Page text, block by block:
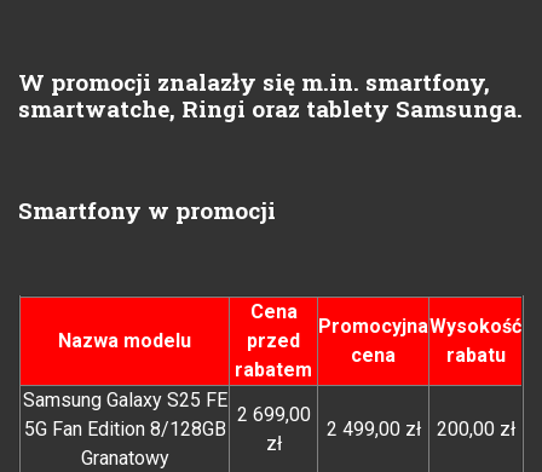
W promocji znalazły się m.in. smartfony,
smartwatche, Ringi oraz tablety Samsunga.
Smartfony w promocji
Nazwa modelu
Cena
przed
rabatem
Promocyjna
cena
Wysokość
rabatu
Samsung Galaxy S25 FE
5G Fan Edition 8/128GB
Granatowy
2 699,00
zł
2 499,00 zł 200,00 zł